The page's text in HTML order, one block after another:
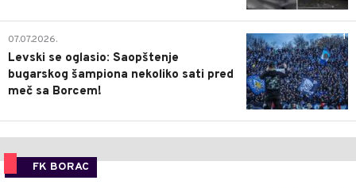
1
07.07.2026.
Levski se oglasio: Saopštenje
bugarskog šampiona nekoliko sati pred
meč sa Borcem!
FK BORAC